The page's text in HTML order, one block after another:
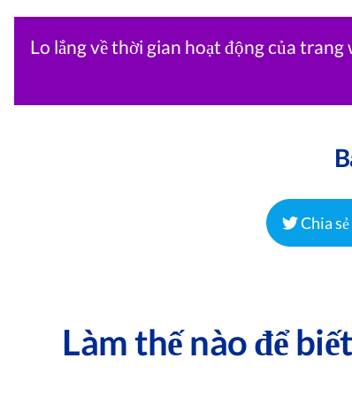
Lo lắng về thời gian hoạt động của
Chia
Làm thế nào để